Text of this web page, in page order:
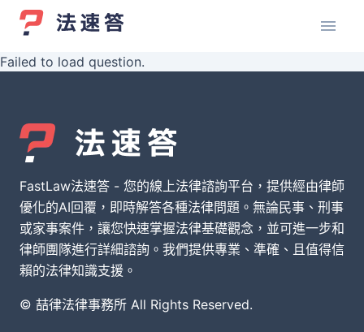
Failed to load question.
FastLaw法速答 - 您的線上法律諮詢平台，提供經由律師
優化的AI回覆，即時解答各種法律問題。無論民事、刑事
或家事案件，讓您快速掌握法律基礎觀念，並可進一步和
律師團隊進行詳細諮詢。我們提供專業、準確、且值得信
賴的法律知識支援。
© 喆律法律事務所 All Rights Reserved.